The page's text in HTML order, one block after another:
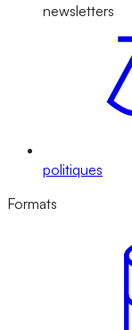
newsletters
politiques
Formats